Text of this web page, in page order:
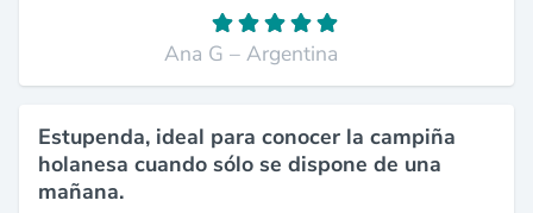
Ana G – Argentina
Estupenda, ideal para conocer la campiña
holanesa cuando sólo se dispone de una
mañana.